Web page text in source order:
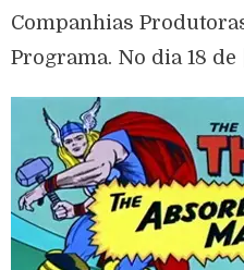
Companhias
Programa. No dia 18 de